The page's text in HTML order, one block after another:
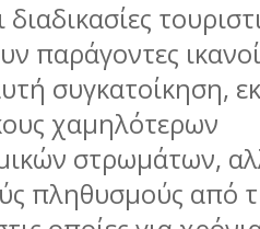
παράγοντες
συγκατοίκηση,
χαμηλότερων
στρωμάτων,
πληθυσμούς από